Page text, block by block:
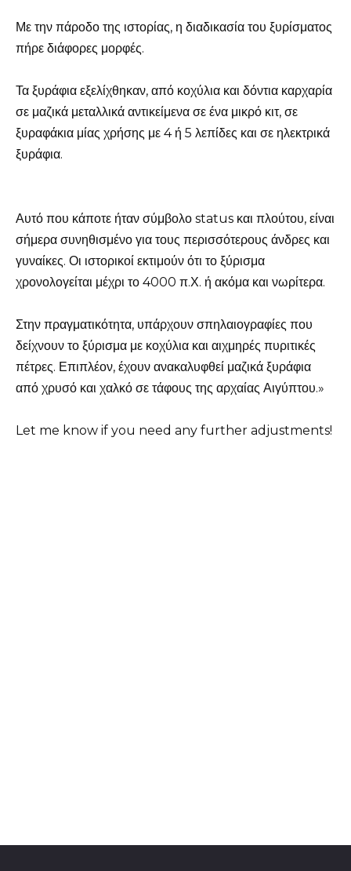
Με την πάροδο της ιστορίας, η διαδικασία του ξυρίσματος
πήρε διάφορες μορφές.
Τα ξυράφια εξελίχθηκαν, από κοχύλια και δόντια καρχαρία
σε μαζικά μεταλλικά αντικείμενα σε ένα μικρό κιτ, σε
ξυραφάκια μίας χρήσης με 4 ή 5 λεπίδες και σε ηλεκτρικά
ξυράφια.
Αυτό που κάποτε ήταν σύμβολο status και πλούτου, είναι
σήμερα συνηθισμένο για τους περισσότερους άνδρες και
γυναίκες. Οι ιστορικοί εκτιμούν ότι το ξύρισμα
χρονολογείται μέχρι το 4000 π.Χ. ή ακόμα και νωρίτερα.
Στην πραγματικότητα, υπάρχουν σπηλαιογραφίες που
δείχνουν το ξύρισμα με κοχύλια και αιχμηρές πυριτικές
πέτρες. Επιπλέον, έχουν ανακαλυφθεί μαζικά ξυράφια
από χρυσό και χαλκό σε τάφους της αρχαίας Αιγύπτου.»
Let me know if you need any further adjustments!